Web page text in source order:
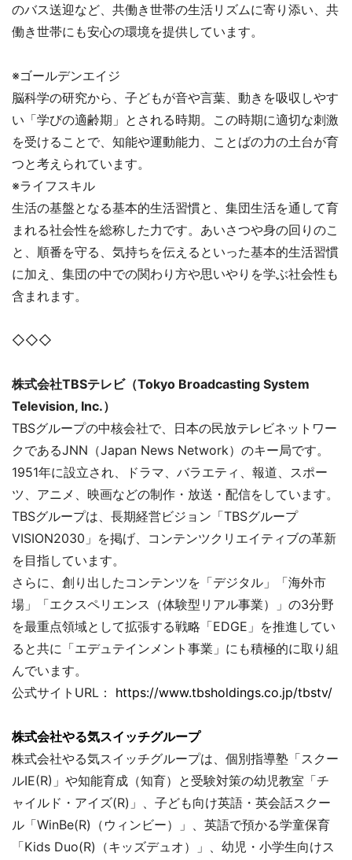
のバス送迎など、共働き世帯の生活リズムに寄り添い、共
働き世帯にも安心の環境を提供しています。
※ゴールデンエイジ
脳科学の研究から、子どもが音や言葉、動きを吸収しやす
い「学びの適齢期」とされる時期。この時期に適切な刺激
を受けることで、知能や運動能力、ことばの力の土台が育
つと考えられています。
※ライフスキル
生活の基盤となる基本的生活習慣と、集団生活を通して育
まれる社会性を総称した力です。あいさつや身の回りのこ
と、順番を守る、気持ちを伝えるといった基本的生活習慣
に加え、集団の中での関わり方や思いやりを学ぶ社会性も
含まれます。
◇◇◇
株式会社TBSテレビ（Tokyo Broadcasting System
Television, Inc.）
TBSグループの中核会社で、日本の民放テレビネットワー
クであるJNN（Japan News Network）のキー局です。
1951年に設立され、ドラマ、バラエティ、報道、スポー
ツ、アニメ、映画などの制作・放送・配信をしています。
TBSグループは、長期経営ビジョン「TBSグループ
VISION2030」を掲げ、コンテンツクリエイティブの革新
を目指しています。
さらに、創り出したコンテンツを「デジタル」「海外市
場」「エクスペリエンス（体験型リアル事業）」の3分野
を最重点領域として拡張する戦略「EDGE」を推進してい
ると共に「エデュテインメント事業」にも積極的に取り組
んでいます。
公式サイトURL： https://www.tbsholdings.co.jp/tbstv/
株式会社やる気スイッチグループ
株式会社やる気スイッチグループは、個別指導塾「スクー
ルIE(R)」や知能育成（知育）と受験対策の幼児教室「チ
ャイルド・アイズ(R)」、子ども向け英語・英会話スクー
ル「WinBe(R)（ウィンビー）」、英語で預かる学童保育
「Kids Duo(R)（キッズデュオ）」、幼児・小学生向けス